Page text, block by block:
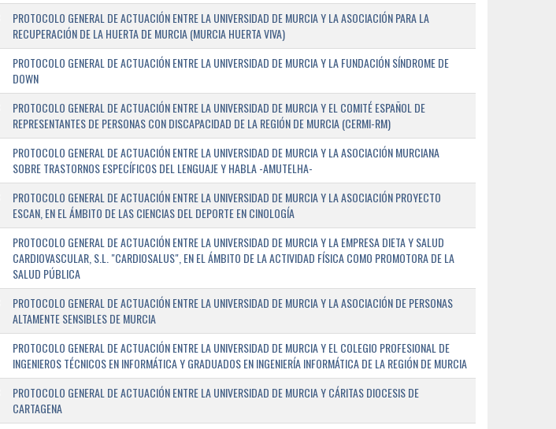
PROTOCOLO GENERAL DE ACTUACIÓN ENTRE LA UNIVERSIDAD DE MURCIA Y LA ASOCIACIÓN PARA LA
RECUPERACIÓN DE LA HUERTA DE MURCIA (MURCIA HUERTA VIVA)
PROTOCOLO GENERAL DE ACTUACIÓN ENTRE LA UNIVERSIDAD DE MURCIA Y LA FUNDACIÓN SÍNDROME DE
DOWN
PROTOCOLO GENERAL DE ACTUACIÓN ENTRE LA UNIVERSIDAD DE MURCIA Y EL COMITÉ ESPAÑOL DE
REPRESENTANTES DE PERSONAS CON DISCAPACIDAD DE LA REGIÓN DE MURCIA (CERMI-RM)
PROTOCOLO GENERAL DE ACTUACIÓN ENTRE LA UNIVERSIDAD DE MURCIA Y LA ASOCIACIÓN MURCIANA
SOBRE TRASTORNOS ESPECÍFICOS DEL LENGUAJE Y HABLA -AMUTELHA-
PROTOCOLO GENERAL DE ACTUACIÓN ENTRE LA UNIVERSIDAD DE MURCIA Y LA ASOCIACIÓN PROYECTO
ESCAN, EN EL ÁMBITO DE LAS CIENCIAS DEL DEPORTE EN CINOLOGÍA
PROTOCOLO GENERAL DE ACTUACIÓN ENTRE LA UNIVERSIDAD DE MURCIA Y LA EMPRESA DIETA Y SALUD
CARDIOVASCULAR, S.L. "CARDIOSALUS", EN EL ÁMBITO DE LA ACTIVIDAD FÍSICA COMO PROMOTORA DE LA
SALUD PÚBLICA
PROTOCOLO GENERAL DE ACTUACIÓN ENTRE LA UNIVERSIDAD DE MURCIA Y LA ASOCIACIÓN DE PERSONAS
ALTAMENTE SENSIBLES DE MURCIA
PROTOCOLO GENERAL DE ACTUACIÓN ENTRE LA UNIVERSIDAD DE MURCIA Y EL COLEGIO PROFESIONAL DE
INGENIEROS TÉCNICOS EN INFORMÁTICA Y GRADUADOS EN INGENIERÍA INFORMÁTICA DE LA REGIÓN DE MURCIA
PROTOCOLO GENERAL DE ACTUACIÓN ENTRE LA UNIVERSIDAD DE MURCIA Y CÁRITAS DIOCESIS DE
CARTAGENA